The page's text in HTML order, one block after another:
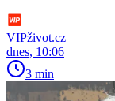
VIPživot.cz
dnes, 10:06
3 min